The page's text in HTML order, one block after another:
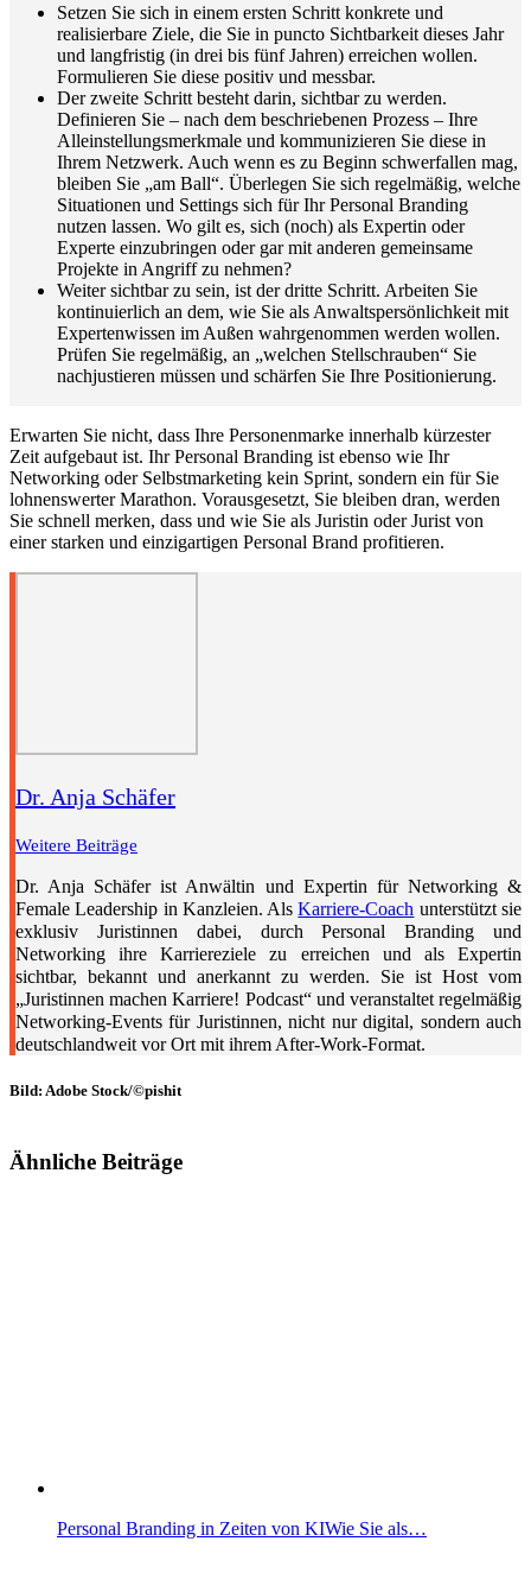
Setzen Sie sich in einem ersten Schritt konkrete und
realisierbare Ziele, die Sie in puncto Sichtbarkeit dieses Jahr
und langfristig (in drei bis fünf Jahren) erreichen wollen.
Formulieren Sie diese positiv und messbar.
Der zweite Schritt besteht darin, sichtbar zu werden.
Definieren Sie – nach dem beschriebenen Prozess – Ihre
Alleinstellungsmerkmale und kommunizieren Sie diese in
Ihrem Netzwerk. Auch wenn es zu Beginn schwerfallen mag,
bleiben Sie „am Ball“. Überlegen Sie sich regelmäßig, welche
Situationen und Settings sich für Ihr Personal Branding
nutzen lassen. Wo gilt es, sich (noch) als Expertin oder
Experte einzubringen oder gar mit anderen gemeinsame
Projekte in Angriff zu nehmen?
Weiter sichtbar zu sein, ist der dritte Schritt. Arbeiten Sie
kontinuierlich an dem, wie Sie als Anwaltspersönlichkeit mit
Expertenwissen im Außen wahrgenommen werden wollen.
Prüfen Sie regelmäßig, an „welchen Stellschrauben“ Sie
nachjustieren müssen und schärfen Sie Ihre Positionierung.
Erwarten Sie nicht, dass Ihre Personenmarke innerhalb kürzester
Zeit aufgebaut ist. Ihr Personal Branding ist ebenso wie Ihr
Networking oder Selbstmarketing kein Sprint, sondern ein für Sie
lohnenswerter Marathon. Vorausgesetzt, Sie bleiben dran, werden
Sie schnell merken, dass und wie Sie als Juristin oder Jurist von
einer starken und einzigartigen Personal Brand profitieren.
Dr. Anja Schäfer
Weitere Beiträge
Dr. Anja Schäfer ist Anwältin und Expertin für Networking &
Female Leadership in Kanzleien. AlsKarriere-Coach unterstützt sie
exklusiv Juristinnen dabei, durch Personal Branding und
Networking ihre Karriereziele zu erreichen und als Expertin
sichtbar, bekannt und anerkannt zu werden. Sie ist Host vom
„Juristinnen machen Karriere! Podcast“ und veranstaltet regelmäßig
Networking-Events für Juristinnen, nicht nur digital, sondern auch
deutschlandweit vor Ort mit ihrem After-Work-Format.
Bild: Adobe Stock/©pishit
Ähnliche Beiträge
Personal Branding in Zeiten von KIWie Sie als…